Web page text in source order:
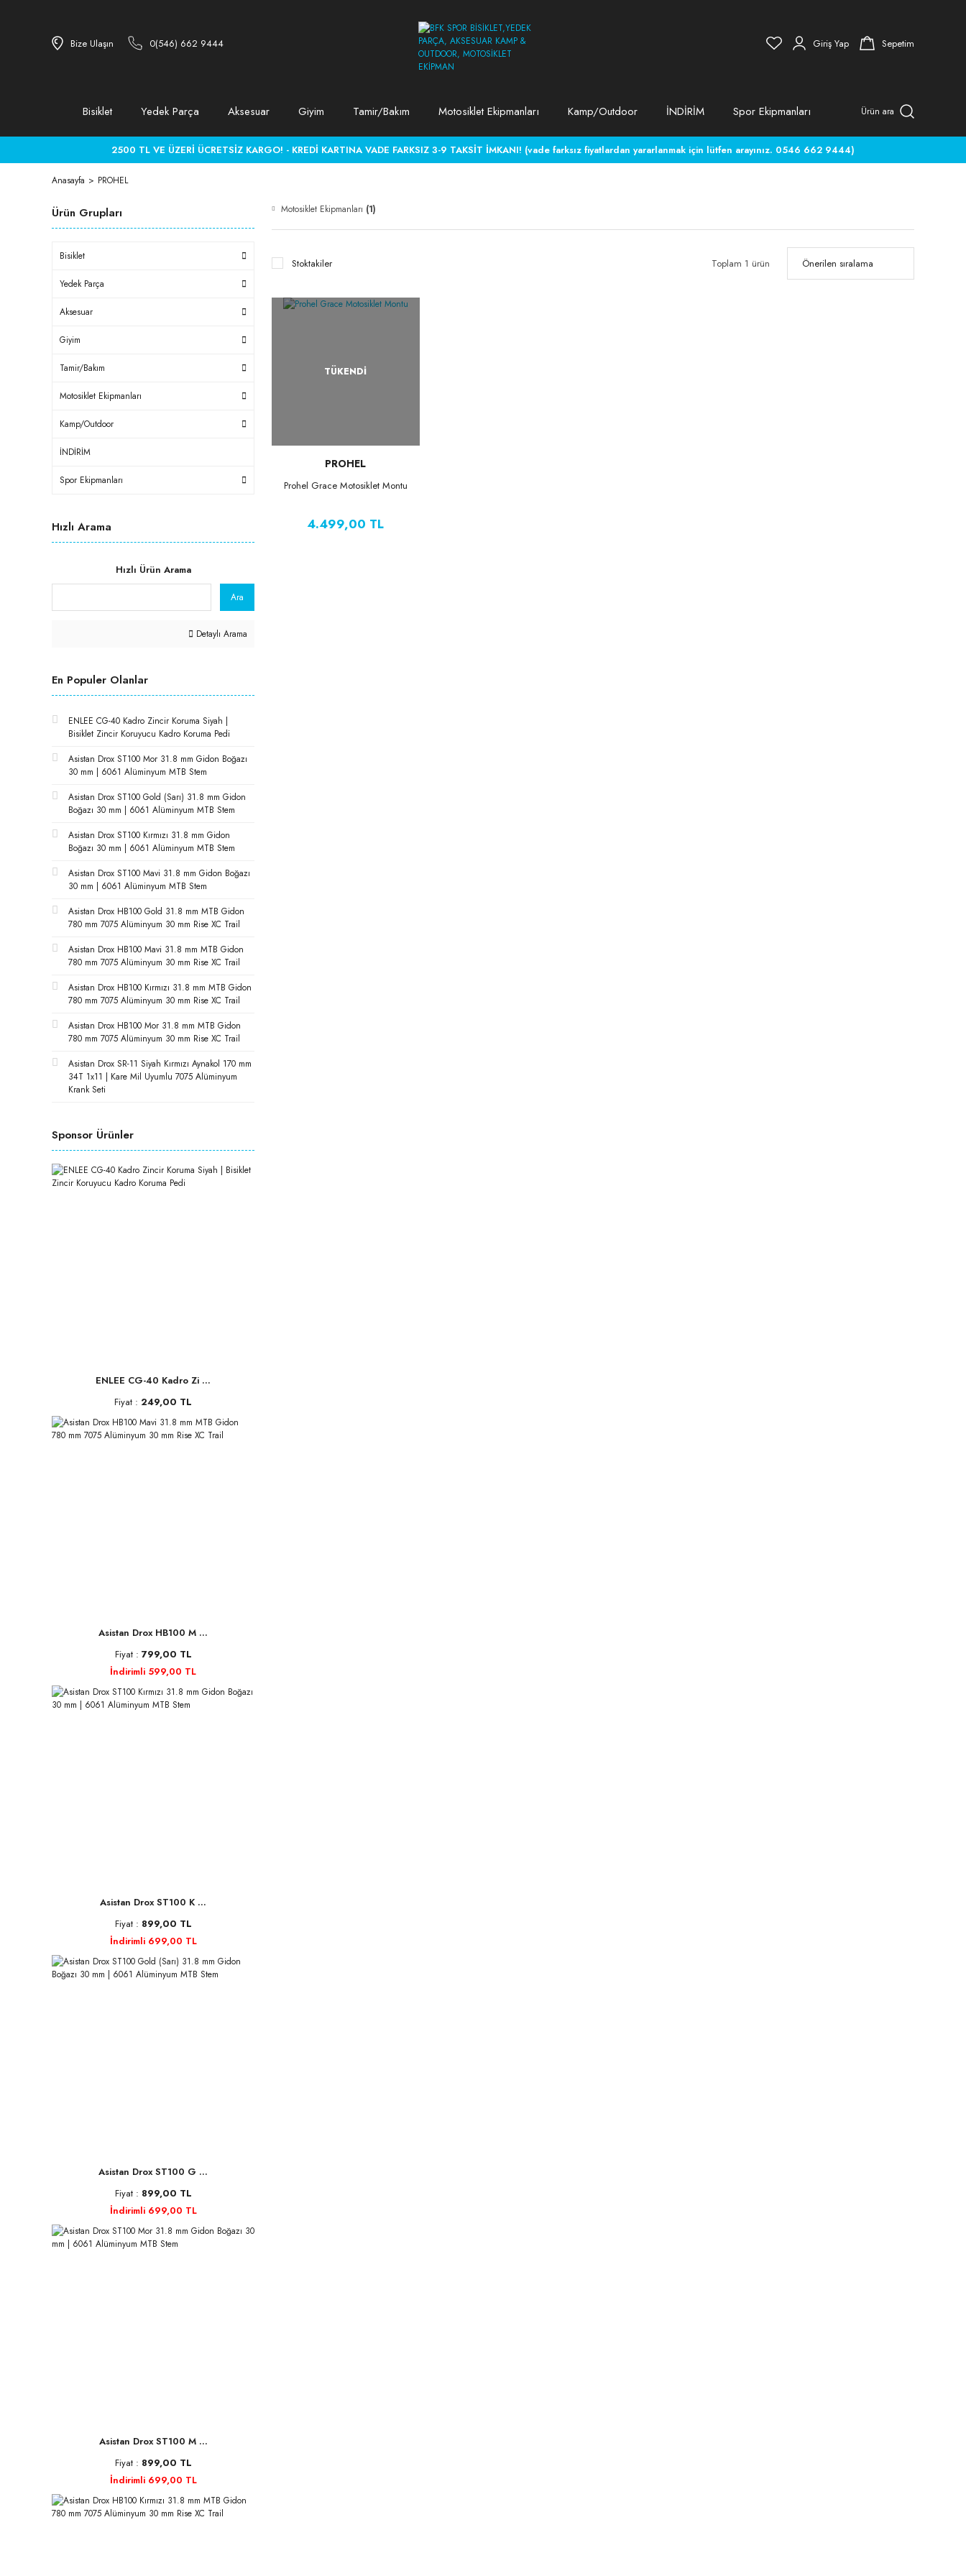
Bize Ulaşın 0(546) 662 9444 Giriş Yap Sepetim
Bisiklet Yedek Parça Aksesuar Giyim Tamir/Bakım Motosiklet Ekipmanları Kamp/Outdoor İNDİRİM Spor Ekipmanları Ürün ara
2500 TL VE ÜZERİ ÜCRETSİZ KARGO! - KREDİ KARTINA VADE FARKSIZ 3-9 TAKSİT İMKANI! (vade farksız fiyatlardan yararlanmak için lütfen arayınız. 0546 662 9444)
Anasayfa PROHEL
Ürün Grupları
Bisiklet
Yedek Parça
Aksesuar
Giyim
Tamir/Bakım
Motosiklet Ekipmanları
Kamp/Outdoor
İNDİRİM
Spor Ekipmanları
Hızlı Arama
Hızlı Ürün Arama
Ara
Detaylı Arama
En Populer Olanlar
ENLEE CG-40 Kadro Zincir Koruma Siyah |
Bisiklet Zincir Koruyucu Kadro Koruma Pedi
Asistan Drox ST100 Mor 31.8 mm Gidon Boğazı
30 mm | 6061 Alüminyum MTB Stem
Asistan Drox ST100 Gold (Sarı) 31.8 mm Gidon
Boğazı 30 mm | 6061 Alüminyum MTB Stem
Asistan Drox ST100 Kırmızı 31.8 mm Gidon
Boğazı 30 mm | 6061 Alüminyum MTB Stem
Asistan Drox ST100 Mavi 31.8 mm Gidon Boğazı
30 mm | 6061 Alüminyum MTB Stem
Asistan Drox HB100 Gold 31.8 mm MTB Gidon
780 mm 7075 Alüminyum 30 mm Rise XC Trail
Asistan Drox HB100 Mavi 31.8 mm MTB Gidon
780 mm 7075 Alüminyum 30 mm Rise XC Trail
Asistan Drox HB100 Kırmızı 31.8 mm MTB Gidon
780 mm 7075 Alüminyum 30 mm Rise XC Trail
Asistan Drox HB100 Mor 31.8 mm MTB Gidon
780 mm 7075 Alüminyum 30 mm Rise XC Trail
Asistan Drox SR-11 Siyah Kırmızı Aynakol 170 mm
34T 1x11 | Kare Mil Uyumlu 7075 Alüminyum
Krank Seti
Sponsor Ürünler
ENLEE CG-40 Kadro Zi ...
Fiyat : 249,00 TL
Asistan Drox HB100 M ...
Fiyat : 799,00 TL
İndirimli 599,00 TL
Asistan Drox ST100 K ...
Fiyat : 899,00 TL
İndirimli 699,00 TL
Asistan Drox ST100 G ...
Fiyat : 899,00 TL
İndirimli 699,00 TL
Asistan Drox ST100 M ...
Fiyat : 899,00 TL
İndirimli 699,00 TL
Motosiklet Ekipmanları (1)
Stoktakiler Toplam 1 ürün
TÜKENDİ
PROHEL
Prohel Grace Motosiklet Montu
4.499,00 TL